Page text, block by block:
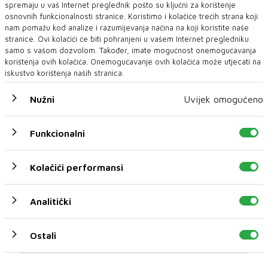
EU
NAJNOVIJE NAJČITANIJE
spremaju u vaš Internet preglednik pošto su ključni za korištenje
osnovnih funkcionalnosti stranice. Koristimo i kolačiće trećih strana koji
nam pomažu kod analize i razumijevanja načina na koji koristite naše
stranice. Ovi kolačići će biti pohranjeni u vašem Internet pregledniku
samo s vašom dozvolom. Također, imate mogućnost onemogućavanja
korištenja ovih kolačića. Onemogućavanje ovih kolačića može utjecati na
iskustvo korištenja naših stranica.
Nužni Uvijek omogućeno
Funkcionalni
Kolačići performansi
Analitički
Ostali